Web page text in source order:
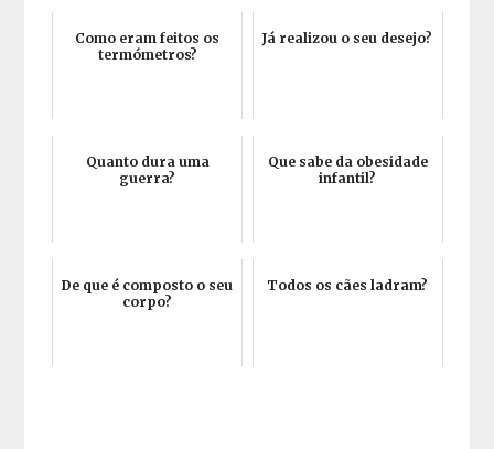
Como eram feitos os
termómetros?
Já realizou o seu desejo?
Quanto dura uma
guerra?
Que sabe da obesidade
infantil?
De que é composto o seu
corpo?
Todos os cães ladram?